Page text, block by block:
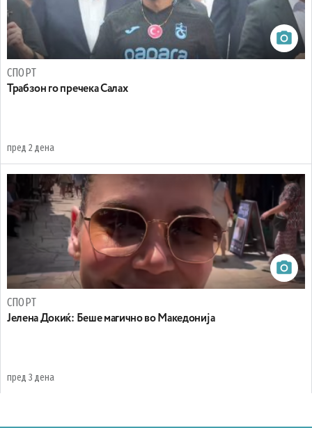
СПОРТ
Трабзон го пречека Салах
пред 2 дена
СПОРТ
Јелена Докиќ: Беше магично во Македонија
пред 3 дена